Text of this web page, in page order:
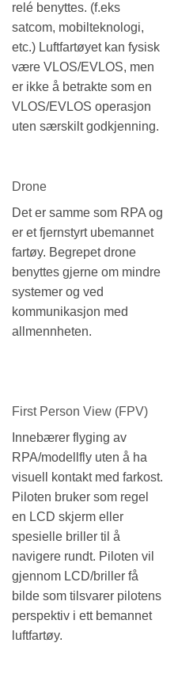
relé benyttes. (f.eks
satcom, mobilteknologi,
etc.) Luftfartøyet kan fysisk
være VLOS/EVLOS, men
er ikke å betrakte som en
VLOS/EVLOS operasjon
uten særskilt godkjenning.
Drone
Det er samme som RPA og
er et fjernstyrt ubemannet
fartøy. Begrepet drone
benyttes gjerne om mindre
systemer og ved
kommunikasjon med
allmennheten.
First Person View (FPV)
Innebærer flyging av
RPA/modellfly uten å ha
visuell kontakt med farkost.
Piloten bruker som regel
en LCD skjerm eller
spesielle briller til å
navigere rundt. Piloten vil
gjennom LCD/briller få
bilde som tilsvarer pilotens
perspektiv i ett bemannet
luftfartøy.